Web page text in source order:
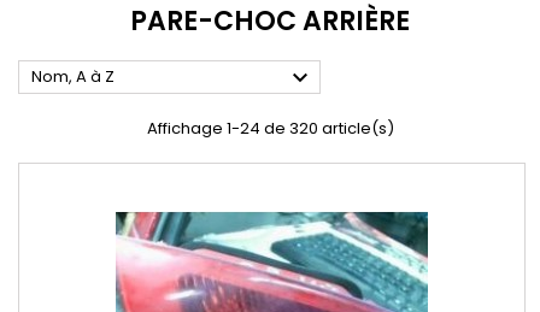
PARE-CHOC ARRIÈRE
Nom, A à Z 
Affichage 1-24 de 320 article(s)